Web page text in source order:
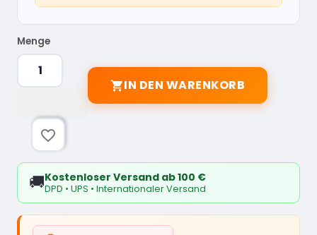
Menge
IN DEN WARENKORB
favorite_border
🚚Kostenloser Versand ab 100 €
DPD • UPS • Internationaler Versand